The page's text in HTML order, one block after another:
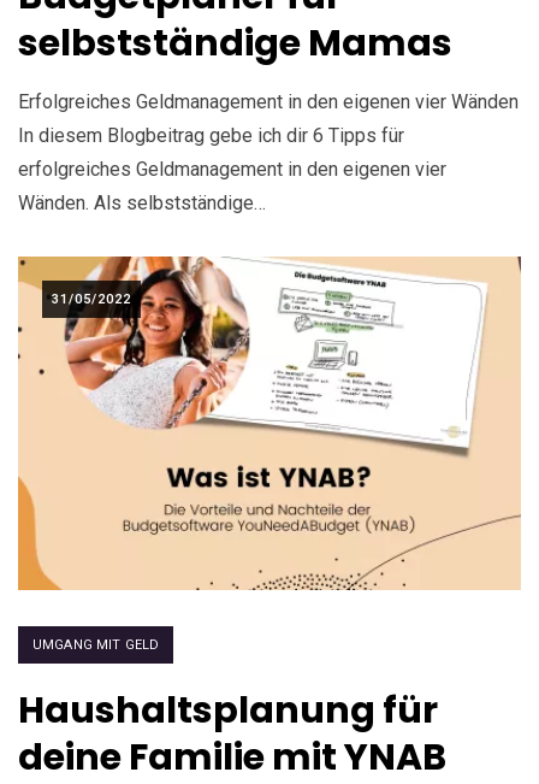
selbstständige Mamas
Erfolgreiches Geldmanagement in den eigenen vier Wänden
In diesem Blogbeitrag gebe ich dir 6 Tipps für
erfolgreiches Geldmanagement in den eigenen vier
Wänden. Als selbstständige…
31/05/2022
UMGANG MIT GELD
Haushaltsplanung für
deine Familie mit YNAB